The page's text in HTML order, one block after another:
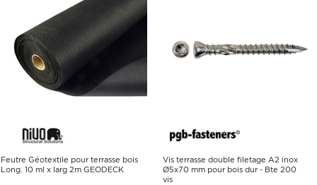
Feutre Géotextile pour terrasse bois
Long. 10 ml x larg 2m GEODECK
Vis terrasse double filetage A2 inox
Ø5x70 mm pour bois dur - Bte 200
vis